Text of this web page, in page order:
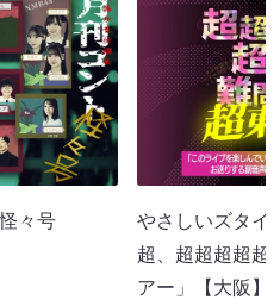
々号
やさしいズタイ
超、超超超超超
アー」【大阪